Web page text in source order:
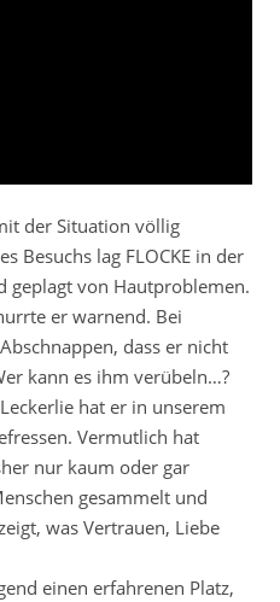
der Situation völlig
Besuchs lag FLOCKE in der
geplagt von Hautproblemen.
er warnend. Bei
dass er nicht
kann es ihm verübeln…?
hat er in unserem
Vermutlich hat
nur kaum oder gar
gesammelt und
was Vertrauen, Liebe
einen erfahrenen Platz,